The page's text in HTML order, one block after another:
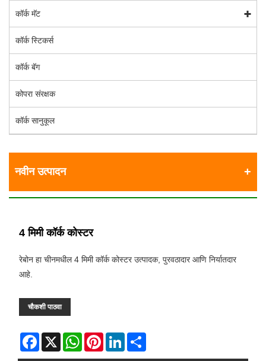
कॉर्क मॅट
कॉर्क स्टिकर्स
कॉर्क बॅग
कोपरा संरक्षक
कॉर्क सानुकूल
नवीन उत्पादन
4 मिमी कॉर्क कोस्टर
रेबोन हा चीनमधील 4 मिमी कॉर्क कोस्टर उत्पादक, पुरवठादार आणि निर्यातदार
आहे.
चौकशी पाठवा
Facebook
X WhatsAppPinterestLinkedIn